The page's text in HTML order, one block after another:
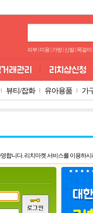
피부 미용 가방 신발 목걸이
뷰티/잡화 유아용품 가
합니다. 리치마켓 서비스를 이용하